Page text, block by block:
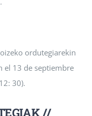
ordutegiarekin
el 13 de septiembre
30).
//